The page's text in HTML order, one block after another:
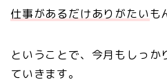
仕事があるだけありがたいも
ということで、今月もしっか
ていきます。